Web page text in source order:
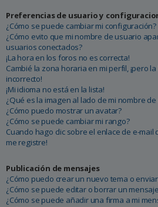
Preferencias de usuario y
¿Cómo se puede cambiar mi configuración?
¿Cómo evito que mi nombre de usuario
usuarios conectados?
¡La hora en los foros no es correcta!
Cambié la zona horaria en mi perfil, ¡pero
incorrecto!
¡Mi idioma no está en la lista!
¿Qué es la imagen al lado de mi nombre
¿Cómo puedo mostrar un avatar?
¿Cómo se puede cambiar mi rango?
Cuando hago clic sobre el enlace de e-mail
me registre!
Publicación de mensajes
¿Cómo puedo crear un nuevo tema o
¿Cómo se puede editar o borrar un
¿Cómo se puede añadir una firma a mi